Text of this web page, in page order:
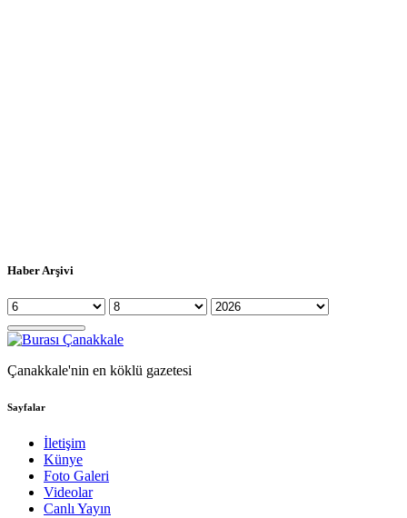
Haber Arşivi
Çanakkale'nin en köklü gazetesi
Sayfalar
İletişim
Künye
Foto Galeri
Videolar
Canlı Yayın